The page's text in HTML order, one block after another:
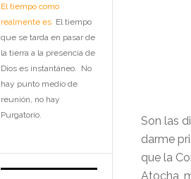
Son las
darme
que la
Atocha,
El tiempo como
realmente es El tiempo
que se tarda en pasar de
la tierra a la presencia de
Dios es instantáneo. No
hay punto medio de
reunión, no hay
Purgatorio.